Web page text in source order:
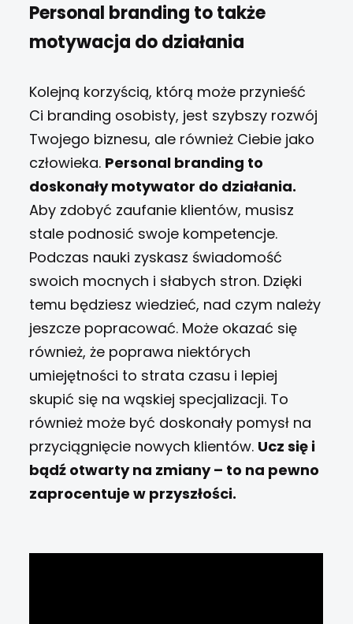
Personal branding to także
motywacja do działania
Kolejną korzyścią, którą może przynieść
Ci branding osobisty, jest szybszy rozwój
Twojego biznesu, ale również Ciebie jako
człowieka. Personal branding to
doskonały motywator do działania.
Aby zdobyć zaufanie klientów, musisz
stale podnosić swoje kompetencje.
Podczas nauki zyskasz świadomość
swoich mocnych i słabych stron. Dzięki
temu będziesz wiedzieć, nad czym należy
jeszcze popracować. Może okazać się
również, że poprawa niektórych
umiejętności to strata czasu i lepiej
skupić się na wąskiej specjalizacji. To
również może być doskonały pomysł na
przyciągnięcie nowych klientów. Ucz się i
bądź otwarty na zmiany – to na pewno
zaprocentuje w przyszłości.